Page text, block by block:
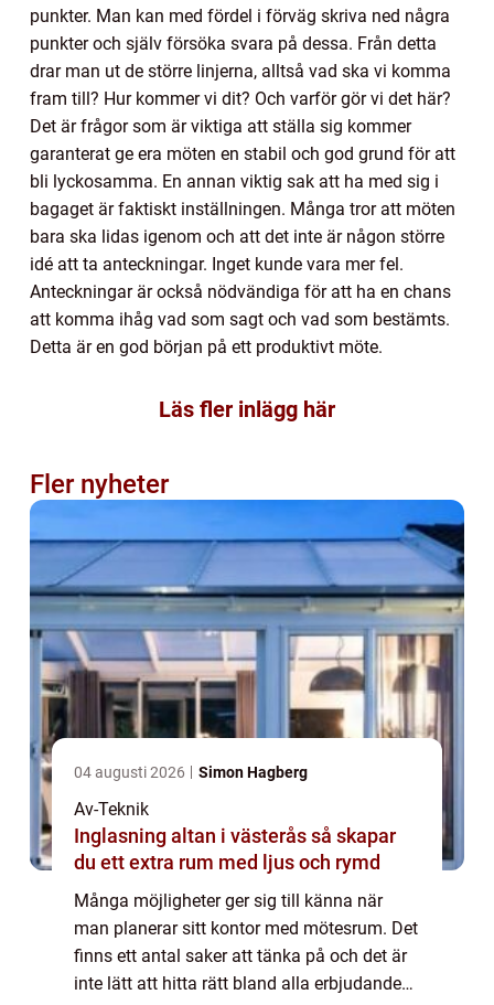
punkter. Man kan med fördel i förväg skriva ned några
punkter och själv försöka svara på dessa. Från detta
drar man ut de större linjerna, alltså vad ska vi komma
fram till? Hur kommer vi dit? Och varför gör vi det här?
Det är frågor som är viktiga att ställa sig kommer
garanterat ge era möten en stabil och god grund för att
bli lyckosamma. En annan viktig sak att ha med sig i
bagaget är faktiskt inställningen. Många tror att möten
bara ska lidas igenom och att det inte är någon större
idé att ta anteckningar. Inget kunde vara mer fel.
Anteckningar är också nödvändiga för att ha en chans
att komma ihåg vad som sagt och vad som bestämts.
Detta är en god början på ett produktivt möte.
Läs fler inlägg här
Fler nyheter
04 augusti 2026 Simon Hagberg
Av-Teknik
Inglasning altan i västerås så skapar
du ett extra rum med ljus och rymd
Många möjligheter ger sig till känna när
man planerar sitt kontor med mötesrum. Det
finns ett antal saker att tänka på och det är
inte lätt att hitta rätt bland alla erbjudanden